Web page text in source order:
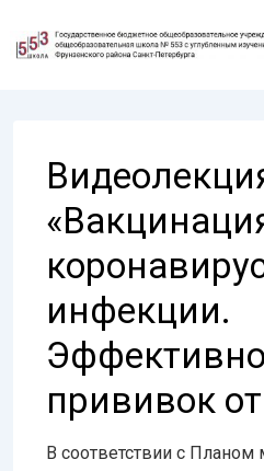
Перейти
инфекции.
прививок
В соответствии с Планом